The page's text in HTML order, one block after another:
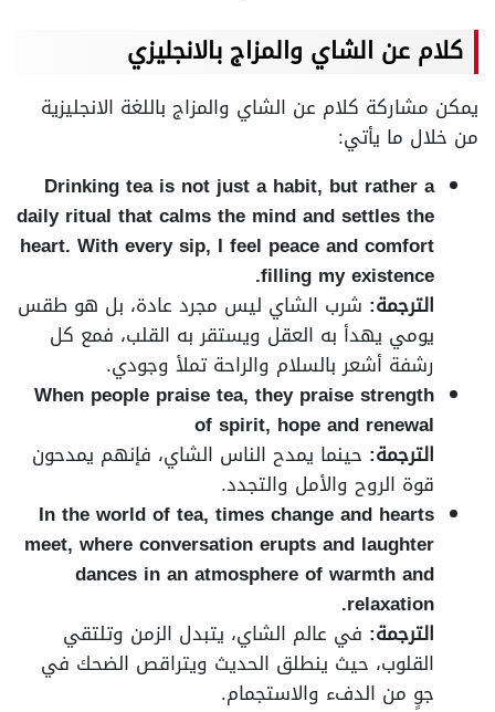
كلام عن الشاي والمزاج بالانجليزي
يمكن مشاركة كلام عن الشاي والمزاج باللغة الانجليزية
من خلال ما يأتي:
Drinking tea is not just a habit, but rather a
daily ritual that calms the mind and settles the
heart. With every sip, I feel peace and comfort
filling my existence.
الترجمة: شرب الشاي ليس مجرد عادة، بل هو طقس
يومي يهدأ به العقل ويستقر به القلب، فمع كل
رشفة أشعر بالسلام والراحة تملأ وجودي.
When people praise tea, they praise strength
of spirit, hope and renewal
الترجمة: حينما يمدح الناس الشاي، فإنهم يمدحون
قوة الروح والأمل والتجدد.
In the world of tea, times change and hearts
meet, where conversation erupts and laughter
dances in an atmosphere of warmth and
relaxation.
الترجمة: في عالم الشاي، يتبدل الزمن وتلتقي
القلوب، حيث ينطلق الحديث ويتراقص الضحك في
جوٍ من الدفء والاستجمام.